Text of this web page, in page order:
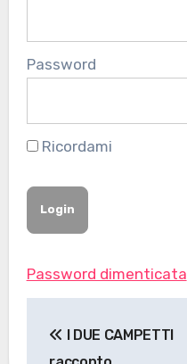
Password
Ricordami
Password dimenticata
articoli
I DUE CAMPETTI